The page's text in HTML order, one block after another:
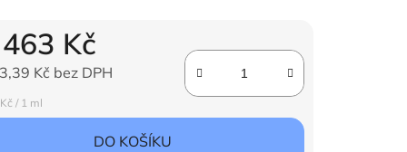
463 Kč
Kč bez DPH
/ 1 ml
DO KOŠÍKU